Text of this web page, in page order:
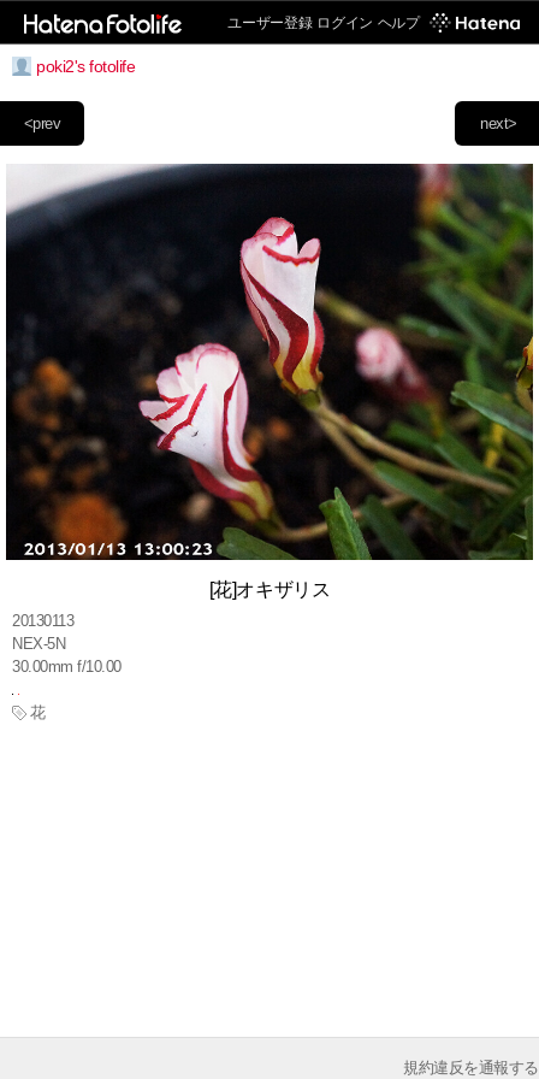
ユーザー登録 ログイン ヘルプ
poki2's fotolife
next>
<prev
[花]オキザリス
20130113
NEX-5N
30.00mm f/10.00
花
規約違反を通報する